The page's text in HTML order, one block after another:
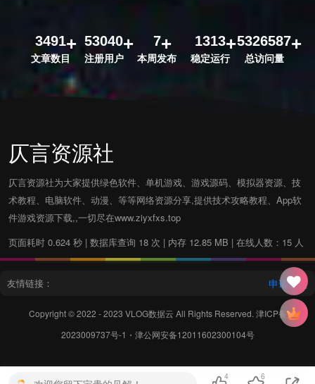
3491
文章数目
53040
注册用户
7
本周发布
1313
稳定运行
5326587
总访问量
仄言资源社
仄言资源社为大家提供绿色软件、单机游戏、游戏源码、模拟器资源、技
术教程、电脑软件、动漫、等等网络资源分享,提供技术攻略教程、App软
件游戏资源下载,,一切尽在www.ziyxfxs.top
页面耗时 0.624 秒 | 数据库查询 18 次 | 内存 12.85 MB | 在线人数：15 人
友情链接： 申请友链
Copyright © 2022 - 2023 VLOG数据云 All Rights Reserved. 津ICP备
2023009737号-1 ・ 津公网安备12011602300104号
4 6